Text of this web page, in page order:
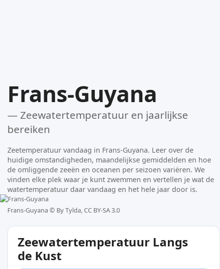
Frans-Guyana
— Zeewatertemperatuur en jaarlijkse
bereiken
Zeetemperatuur vandaag in Frans-Guyana. Leer over de
huidige omstandigheden, maandelijkse gemiddelden en hoe
de omliggende zeeën en oceanen per seizoen variëren. We
vinden elke plek waar je kunt zwemmen en vertellen je wat de
watertemperatuur daar vandaag en het hele jaar door is.
Frans-Guyana © By Tylda, CC BY-SA 3.0
Zeewatertemperatuur Langs
de Kust